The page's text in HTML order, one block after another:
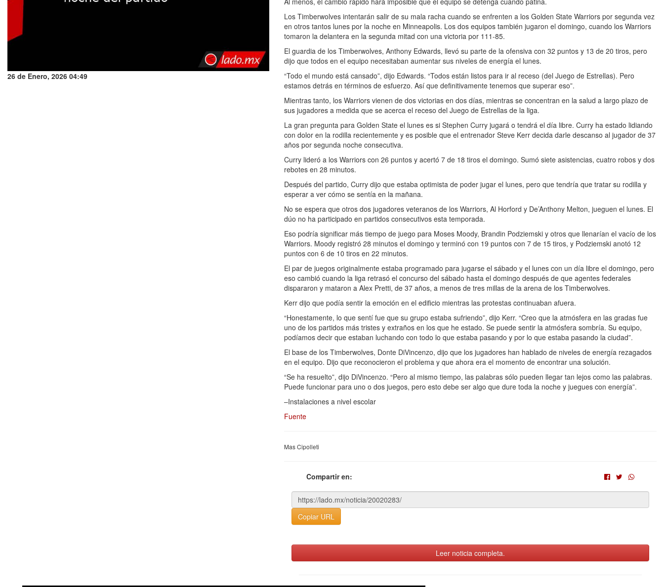
26 de Enero, 2026 04:49
Los Timberwolves intentarán salir de su mala racha cuando se enfrenten a los Golden State Warriors por segunda vez
en otros tantos lunes por la noche en Minneapolis. Los dos equipos también jugaron el domingo, cuando los Warriors
tomaron la delantera en la segunda mitad con una victoria por 111-85.
El guardia de los Timberwolves, Anthony Edwards, llevó su parte de la ofensiva con 32 puntos y 13 de 20 tiros, pero
dijo que todos en el equipo necesitaban aumentar sus niveles de energía el lunes.
“Todo el mundo está cansado”, dijo Edwards. “Todos están listos para ir al receso (del Juego de Estrellas). Pero
estamos detrás en términos de esfuerzo. Así que definitivamente tenemos que superar eso”.
Mientras tanto, los Warriors vienen de dos victorias en dos días, mientras se concentran en la salud a largo plazo de
sus jugadores a medida que se acerca el receso del Juego de Estrellas de la liga.
La gran pregunta para Golden State el lunes es si Stephen Curry jugará o tendrá el día libre. Curry ha estado lidiando
con dolor en la rodilla recientemente y es posible que el entrenador Steve Kerr decida darle descanso al jugador de 37
años por segunda noche consecutiva.
Curry lideró a los Warriors con 26 puntos y acertó 7 de 18 tiros el domingo. Sumó siete asistencias, cuatro robos y dos
rebotes en 28 minutos.
Después del partido, Curry dijo que estaba optimista de poder jugar el lunes, pero que tendría que tratar su rodilla y
esperar a ver cómo se sentía en la mañana.
No se espera que otros dos jugadores veteranos de los Warriors, Al Horford y De’Anthony Melton, jueguen el lunes. El
dúo no ha participado en partidos consecutivos esta temporada.
Eso podría significar más tiempo de juego para Moses Moody, Brandin Podziemski y otros que llenarían el vacío de los
Warriors. Moody registró 28 minutos el domingo y terminó con 19 puntos con 7 de 15 tiros, y Podziemski anotó 12
puntos con 6 de 10 tiros en 22 minutos.
El par de juegos originalmente estaba programado para jugarse el sábado y el lunes con un día libre el domingo, pero
eso cambió cuando la liga retrasó el concurso del sábado hasta el domingo después de que agentes federales
dispararon y mataron a Alex Pretti, de 37 años, a menos de tres millas de la arena de los Timberwolves.
Kerr dijo que podía sentir la emoción en el edificio mientras las protestas continuaban afuera.
“Honestamente, lo que sentí fue que su grupo estaba sufriendo”, dijo Kerr. “Creo que la atmósfera en las gradas fue
uno de los partidos más tristes y extraños en los que he estado. Se puede sentir la atmósfera sombría. Su equipo,
podíamos decir que estaban luchando con todo lo que estaba pasando y por lo que estaba pasando la ciudad”.
El base de los Timberwolves, Donte DiVincenzo, dijo que los jugadores han hablado de niveles de energía rezagados
en el equipo. Dijo que reconocieron el problema y que ahora era el momento de encontrar una solución.
“Se ha resuelto”, dijo DiVincenzo. “Pero al mismo tiempo, las palabras sólo pueden llegar tan lejos como las palabras.
Puede funcionar para uno o dos juegos, pero esto debe ser algo que dure toda la noche y juegues con energía”.
–Instalaciones a nivel escolar
Fuente
Mas Cipolleti
Compartir en:
Copiar URL
Leer noticia completa.